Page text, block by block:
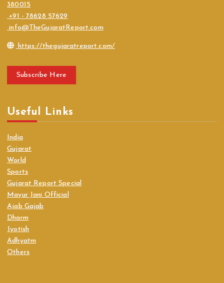
380015
+91 - 78628 57629
info@TheGujaratReport.com
https://thegujaratreport.com/
Subscribe Here
Useful Links
India
Gujarat
World
Sports
Gujarat Report Special
Mayur Jani Official
Ajab Gajab
Dharm
Jyotish
Adhyatm
Others